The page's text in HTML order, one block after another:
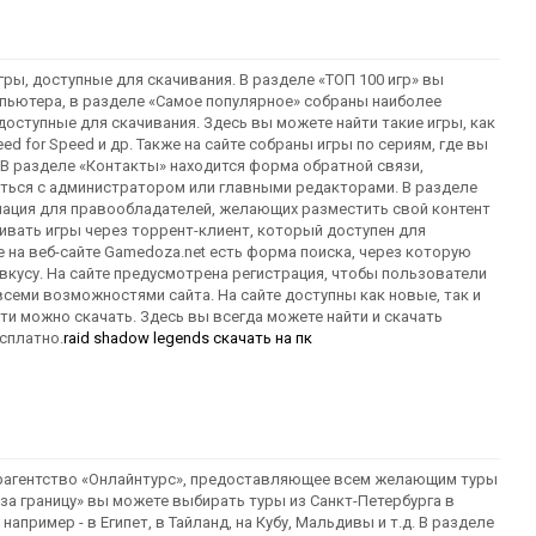
доступные для скачивания. В разделе «ТОП 100 игр» вы
в разделе «Самое популярное» собраны наиболее
для скачивания. Здесь вы можете найти такие игры, как
for Speed и др. Также на сайте собраны игры по сериям, где вы
«Контакты» находится форма обратной связи,
с администратором или главными редакторами. В разделе
для правообладателей, желающих разместить свой контент
игры через торрент-клиент, который доступен для
на веб-сайте Gamedoza.net есть форма поиска, через которую
На сайте предусмотрена регистрация, чтобы пользователи
возможностями сайта. На сайте доступны как новые, так и
можно скачать. Здесь вы всегда можете найти и скачать
raid shadow legends скачать на пк
«Онлайнтурс», предоставляющее всем желающим туры
границу» вы можете выбирать туры из Санкт-Петербурга в
- в Египет, в Тайланд, на Кубу, Мальдивы и т.д. В разделе